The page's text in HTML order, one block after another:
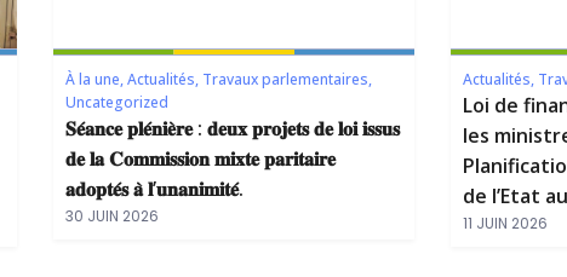
À la une,Actualités, Travaux parlementaires,
Uncategorized
𝐒𝐞́𝐚𝐧𝐜𝐞 𝐩𝐥𝐞́𝐧𝐢𝐞̀𝐫𝐞 : 𝐝𝐞𝐮𝐱 𝐩𝐫𝐨𝐣𝐞𝐭𝐬 𝐝𝐞 𝐥𝐨𝐢 𝐢𝐬𝐬𝐮𝐬
𝐝𝐞 𝐥𝐚 𝐂𝐨𝐦𝐦𝐢𝐬𝐬𝐢𝐨𝐧 𝐦𝐢𝐱𝐭𝐞 𝐩𝐚𝐫𝐢𝐭𝐚𝐢𝐫𝐞
𝐚𝐝𝐨𝐩𝐭𝐞́𝐬 𝐚̀ 𝐥’𝐮𝐧𝐚𝐧𝐢𝐦𝐢𝐭𝐞́.
30 JUIN 2026
Actualités,
Loi de
les
de l’Etat
11 JUIN 2026